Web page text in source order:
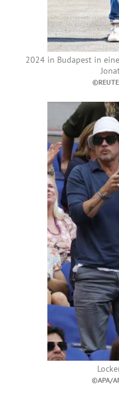
2024 in Budapest in
©APA/